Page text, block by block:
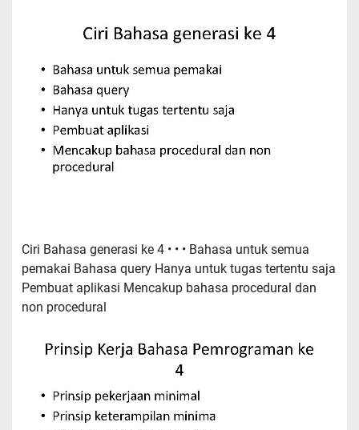
Ciri Bahasa generasi ke 4 • • • Bahasa untuk semua
pemakai Bahasa query Hanya untuk tugas tertentu saja
Pembuat aplikasi Mencakup bahasa procedural dan
non procedural